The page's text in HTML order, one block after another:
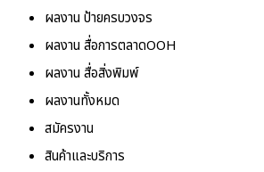
ผลงาน ป้ายครบวงจร
ผลงาน สื่อการตลาดOOH
ผลงาน สื่อสิ่งพิมพ์
ผลงานทั้งหมด
สมัครงาน
สินค้าและบริการ